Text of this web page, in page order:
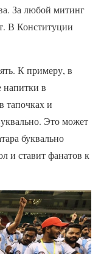
За любой митинг
В Конституции
К примеру, в
напитки в
тапочках и
Это может
буквально
и ставит фанатов к